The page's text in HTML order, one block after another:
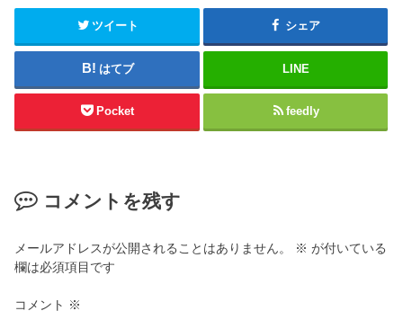
ツイート シェア
はてブ LINE
Pocket feedly
コメントを残す
メールアドレスが公開されることはありません。 ※ が付いている
欄は必須項目です
コメント ※